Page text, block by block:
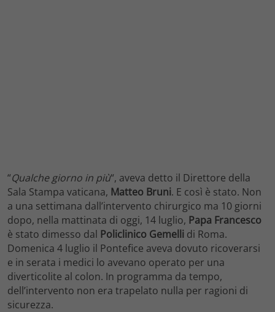
“Qualche giorno in più“, aveva detto il Direttore della
Sala Stampa vaticana, Matteo Bruni. E così è stato. Non
a una settimana dall’intervento chirurgico ma 10 giorni
dopo, nella mattinata di oggi, 14 luglio, Papa Francesco
è stato dimesso dal Policlinico Gemelli di Roma.
Domenica 4 luglio il Pontefice aveva dovuto ricoverarsi
e in serata i medici lo avevano operato per una
diverticolite al colon. In programma da tempo,
dell’intervento non era trapelato nulla per ragioni di
sicurezza.